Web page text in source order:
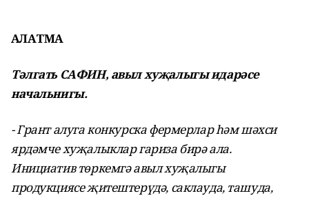
АҢЛАТМА
Тәлгать САФИН, авыл хуҗалыгы идарәсе
начальнигы.
- Грант алуга конкурска фермерлар һәм шәхси
ярдәмче хуҗалыклар гариза бирә ала.
Инициатив төркемгә авыл хуҗалыгы
продукциясе җитештерүдә, саклауда, ташуда,